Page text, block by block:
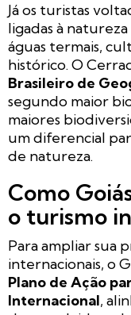
Já os turistas
ligadas à
águas termais,
histórico. O
Brasileiro de
segundo maior
maiores
um diferencial
de natureza.
Como
o turismo
Para ampliar sua
internacionais, o
Plano de Ação
Internacional,